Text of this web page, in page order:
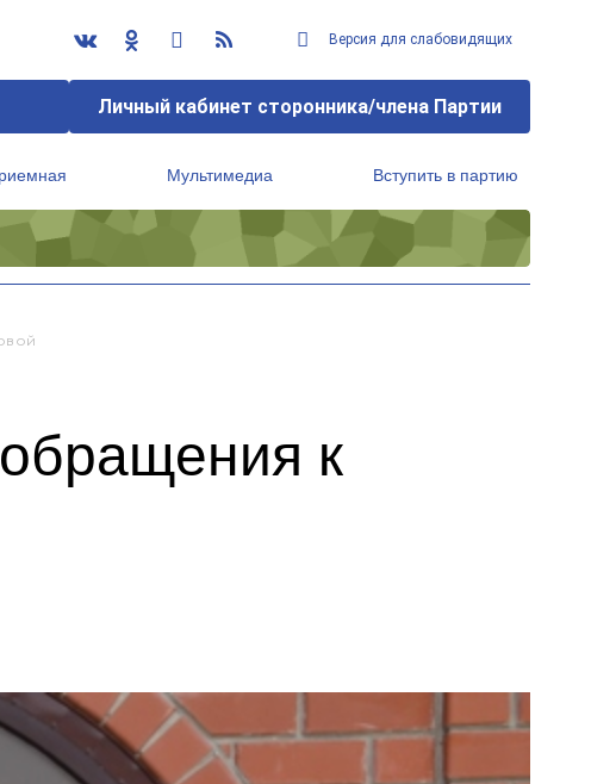
Версия для слабовидящих
Личный кабинет сторонника/члена Партии
Мультимедиа Вступить в партию
к